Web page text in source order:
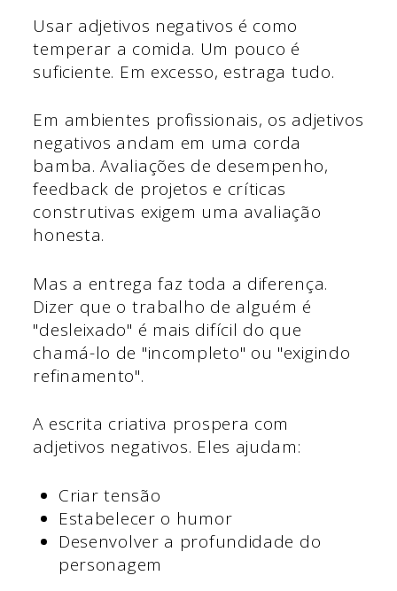
Usar adjetivos negativos é como
temperar a comida. Um pouco é
suficiente. Em excesso, estraga tudo.
Em ambientes profissionais, os adjetivos
negativos andam em uma corda
bamba. Avaliações de desempenho,
feedback de projetos e críticas
construtivas exigem uma avaliação
honesta.
Mas a entrega faz toda a diferença.
Dizer que o trabalho de alguém é
"desleixado" é mais difícil do que
chamá-lo de "incompleto" ou "exigindo
refinamento".
A escrita criativa prospera com
adjetivos negativos. Eles ajudam:
Criar tensão
Estabelecer o humor
Desenvolver a profundidade do
personagem